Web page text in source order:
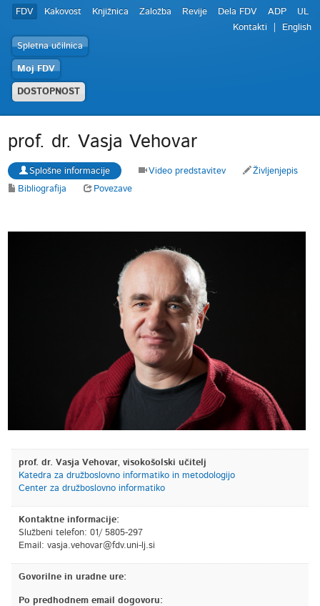
FDV Kakovost Knjižnica Založba Revije Dela FDV ADP
UL
Kontakti
English
Spletna učilnica
Moj FDV
DOSTOPNOST
prof. dr. Vasja Vehovar
Splošne informacije Video predstavitev
Življenjepis
Bibliografija
Povezave
prof. dr. Vasja Vehovar, visokošolski učitelj
Katedra za družboslovno informatiko in metodologijo
Center za družboslovno informatiko
Kontaktne informacije:
Službeni telefon: 01/ 5805-297
Email: is.jl-inu.vdf@ravohev.ajsav
Govorilne in uradne ure:
Po predhodnem email dogovoru: